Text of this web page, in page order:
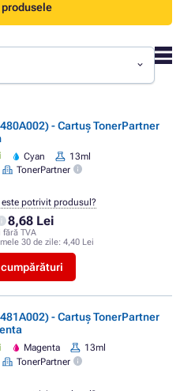
- Cartuș TonerPartner
Cyan
13ml
TonerPartner
8,68 Lei
fără TVA
30 de zile: 4,40 Lei
potrivit produsul?
- Cartuș TonerPartner
Magenta
13ml
TonerPartner